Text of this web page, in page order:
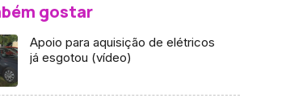
gostar
Apoio para aquisição de elétricos
já esgotou (vídeo)